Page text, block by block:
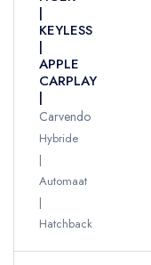
|
KEYLESS
|
APPLE
CARPLAY
|
Carvendo
Hybride
Automaat
Hatchback